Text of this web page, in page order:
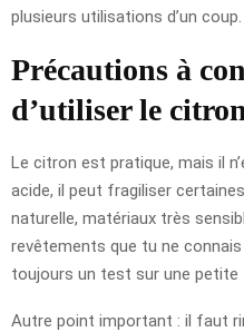
plusieurs utilisations d’un coup.
Précautions à
d’utiliser le citron
Le citron est pratique, mais il
acide, il peut fragiliser
naturelle, matériaux très
revêtements que tu ne
toujours un test sur une petite
Autre point important : il faut